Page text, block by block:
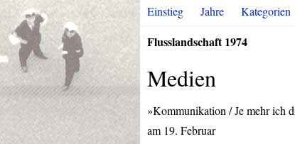
Einstieg Jahre Kategorien
Flusslandschaft 1974
Medien
»Kommunikation / Je mehr ich
am 19. Februar